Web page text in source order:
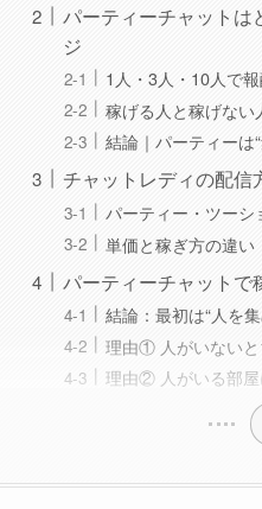
パーティーチャットは
ジ
1人・3人・10人で
稼げる人と稼げない
結論｜パーティーは
チャットレディの配信
パーティー・ツーシ
単価と稼ぎ方の違い
パーティーチャットで
結論：最初は“人を
理由① 人がいない
理由② 人がいる部屋